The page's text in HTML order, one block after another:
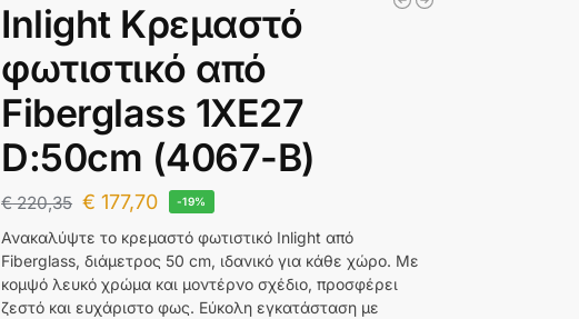
Inlight Κρεμαστό
φωτιστικό από
Fiberglass 1XE27
D:50cm (4067-Β)
€220,35 € 177,70 -19%
Ανακαλύψτε το κρεμαστό φωτιστικό Inlight από
Fiberglass, διάμετρος 50 cm, ιδανικό για κάθε χώρο. Με
κομψό λευκό χρώμα και μοντέρνο σχέδιο, προσφέρει
ζεστό και ευχάριστο φως. Εύκολη εγκατάσταση με